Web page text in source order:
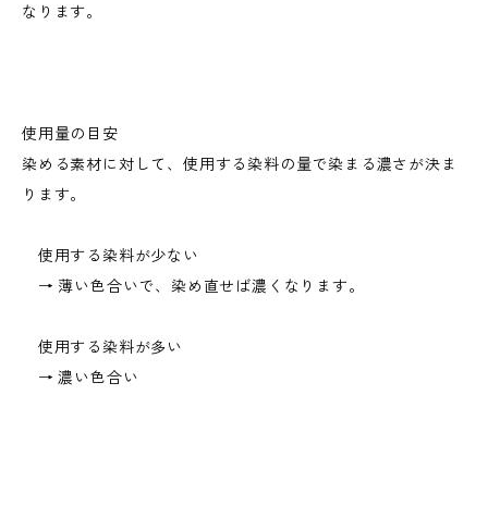
なります。
使用量の目安
染める素材に対して、使用する染料の量で染まる濃さが決ま
ります。
使用する染料が少ない
→ 薄い色合いで、染め直せば濃くなります。
使用する染料が多い
→ 濃い色合い